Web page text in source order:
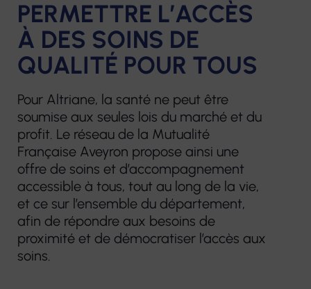
Centres de
santé
Hospitalisation
à domicile
Centres de
santé dentaire
optiques
Écouter
Voir
Centres
d'audition
Écouter
Voir
Services de soins
infirmiers à
Services à domicile
éop la
Crèche
Service Mandataire
Judiciaire à la
pour
âgées
Hébergements
temporaires
Habitats
inclusifs
Vilâmo
Notre construction et nos projets
Nous contacter
PERMETTRE L’ACCÈS
À DES SOINS DE
QUALITÉ POUR TOUS
Pour Altriane, la santé ne peut être
soumise aux seules lois du marché et du
profit. Le réseau de la Mutualité
Française Aveyron propose ainsi une
offre de soins et d’accompagnement
accessible à tous, tout au long de la vie,
et ce sur l’ensemble du département,
afin de répondre aux besoins de
proximité et de démocratiser l’accès aux
soins.